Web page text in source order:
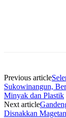
Previous article
Sukowinangun,
Minyak dan Plastik
Next article
Disnakkan